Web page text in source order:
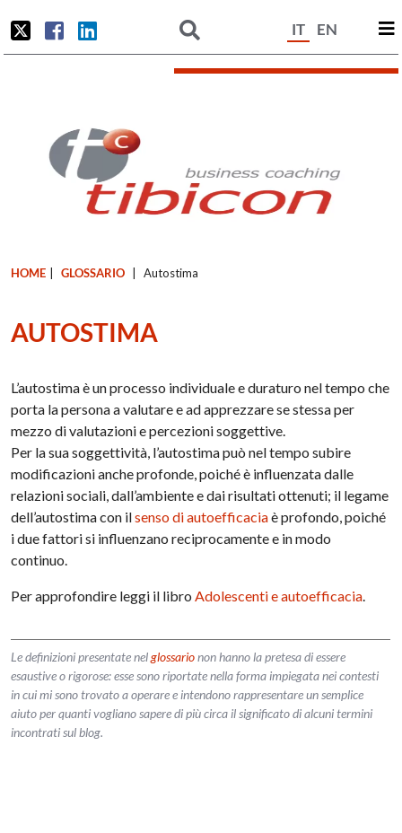
IT EN
HOME GLOSSARIO Autostima
AUTOSTIMA
L’autostima è un processo individuale e duraturo nel tempo che
porta la persona a valutare e ad apprezzare se stessa per
mezzo di valutazioni e percezioni soggettive.
Per la sua soggettività, l’autostima può nel tempo subire
modificazioni anche profonde, poiché è influenzata dalle
relazioni sociali, dall’ambiente e dai risultati ottenuti; il legame
dell’autostima con ilsenso di autoefficaciaè profondo, poiché
i due fattori si influenzano reciprocamente e in modo
continuo.
Per approfondire leggi il libroAdolescenti e autoefficacia.
Le definizioni presentate nelglossarionon hanno la pretesa di essere
esaustive o rigorose: esse sono riportate nella forma impiegata nei contesti
in cui mi sono trovato a operare e intendono rappresentare un semplice
aiuto per quanti vogliano sapere di più circa il significato di alcuni termini
incontrati sul blog.